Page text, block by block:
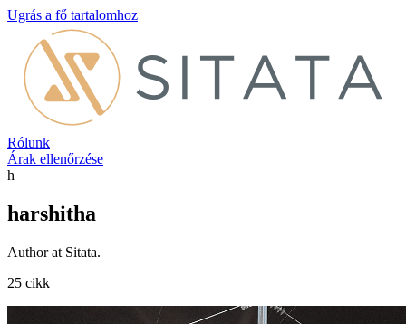
Ugrás a fő tartalomhoz
Rólunk
Árak ellenőrzése
h
harshitha
Author at Sitata.
25 cikk